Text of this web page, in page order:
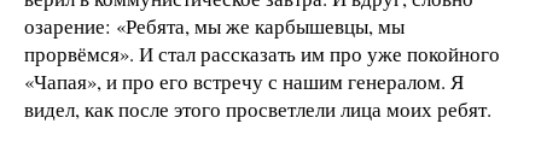
озарение: «Ребята, мы же карбышевцы, мы
прорвёмся». И стал рассказать им про уже покойного
«Чапая», и про его встречу с нашим генералом. Я
видел, как после этого просветлели лица моих ребят.